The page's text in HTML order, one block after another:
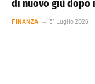
di nuovo giù dopo
FINANZA 31 Luglio 2026